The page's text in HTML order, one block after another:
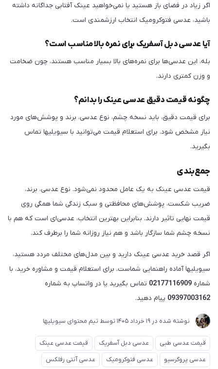
اگر زیاد در فضای باز هستید یا نمی‌خواهید عینک آفتابی جداگانه داشته
باشید، عدسی فتوکرومیک انتخاب ارزشمندی است.
آیا عدسی دبل آسفریک برای نمره بالا مناسب است؟
بله، این عدسی‌ها برای نمره‌های بالا بسیار مناسب هستند، چون ضخامت
و وزن کمتری دارند.
چگونه قیمت دقیق عدسی عینک را بدانم؟
برای قیمت دقیق، باید نسخه چشم، نوع عدسی، برند و پوشش‌های مورد
نیاز مشخص شود. برای استعلام قیمت می‌توانید با سیویلیها تماس
بگیرید.
جمع‌بندی
قیمت عدسی عینک به یک عامل محدود نمی‌شود. نوع عدسی، برند،
ضریب شکست، پوشش‌های محافظتی و سبک زندگی شما همگی روی
قیمت نهایی تاثیر دارند. بنابراین بهترین انتخاب، عدسی‌ای است که هم با
نسخه چشم شما سازگار باشد و هم نیاز روزانه شما را برطرف کند.
اگر قصد خرید عدسی عینک دارید و بین مدل‌های مختلف مردد هستید،
سیویلیها آماده راهنمایی شماست. برای استعلام قیمت و مشاوره خرید، با
شماره 02177116909 تماس بگیرید یا در واتساپ به شماره
09397003162 پیام دهید.
نوشته شده در 19 خرداد 1405 توسط تیم محتوای سیویلیها
قیمت عدسی طبی عدسی دبل آسفریک
قیمت عدسی عینک
عدسی پروگرسیو
عدسی فتوکرومیک عدسی آنتی رفلکس